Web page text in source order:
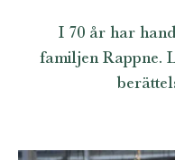
I 70 år har
familjen Rappne.